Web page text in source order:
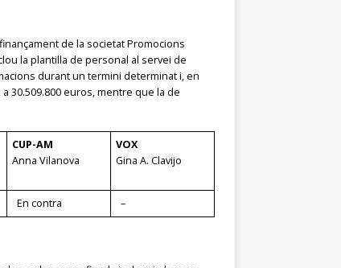
de la societat Promocions
la plantilla de personal al servei de
durant un termini determinat i, en
30.509.800 euros, mentre que la de
CUP-AM
Anna Vilanova
VOX
Gina A. Clavijo
En contra –